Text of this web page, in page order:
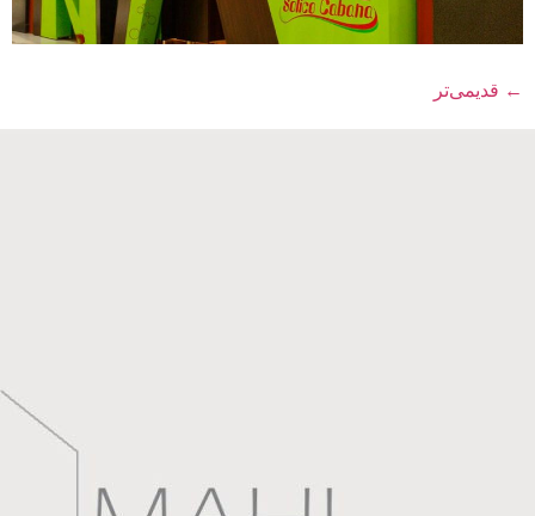
← قدیمی‌تر